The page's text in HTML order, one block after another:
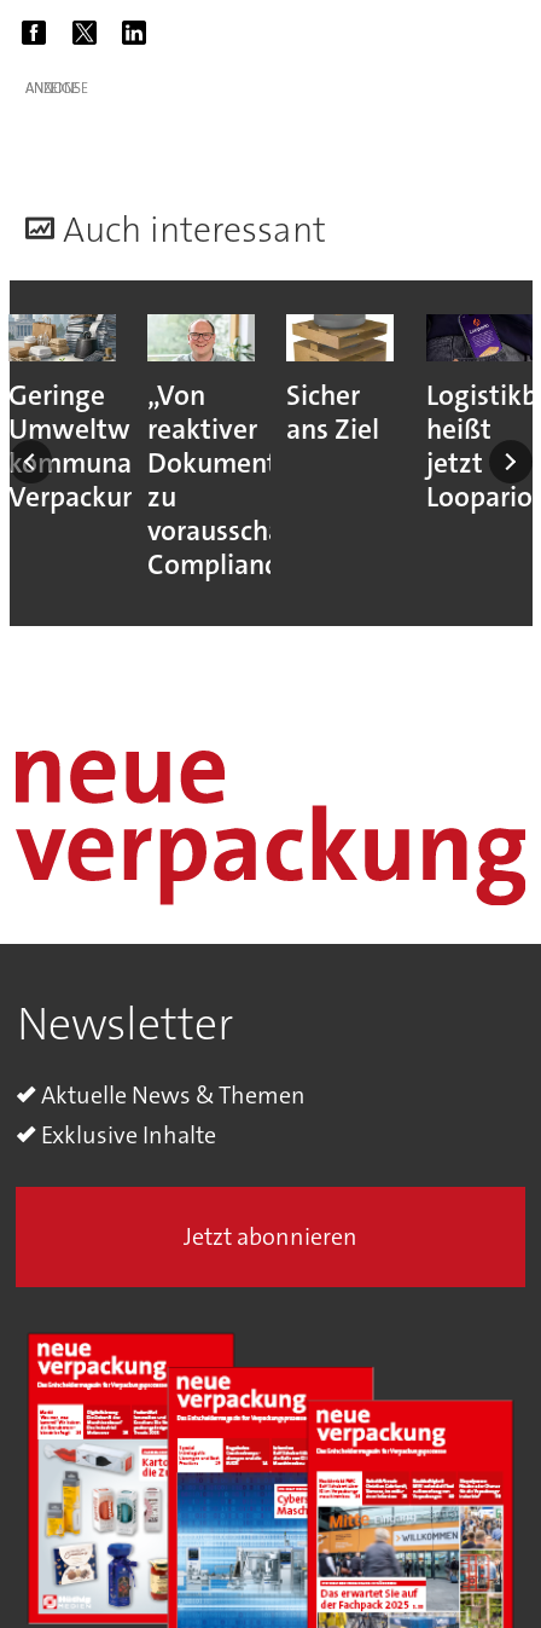
ANZEIGE
Auch interessant
Geringe
Umweltwirkung
kommunaler
Verpackungssteuern
„Von
reaktiver
Dokumentation
zu
vorausschauender
Compliance“
Sicher
ans Ziel
heißt
jetzt
Loopario
Newsletter
Aktuelle News & Themen
Exklusive Inhalte
Jetzt abonnieren